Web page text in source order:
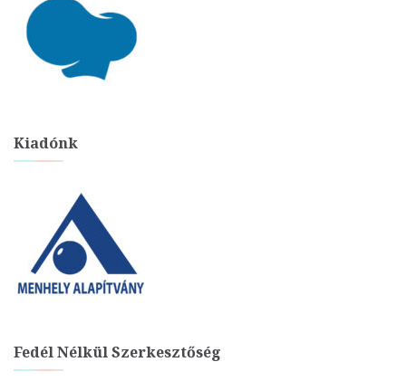
Kiadónk
Fedél Nélkül Szerkesztőség